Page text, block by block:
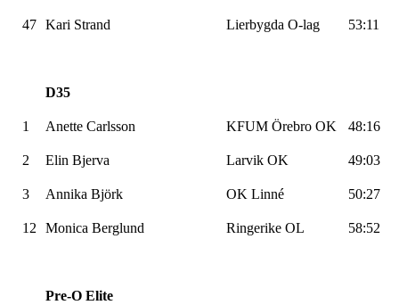
47 Kari Strand Lierbygda O-lag 53:11
D35
1 Anette Carlsson KFUM Örebro OK 48:16
2 Elin Bjerva Larvik OK 49:03
3 Annika Björk OK Linné 50:27
12 Monica Berglund Ringerike OL 58:52
Pre-O Elite